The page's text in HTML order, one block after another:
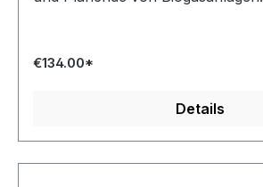
€134.00*
Details